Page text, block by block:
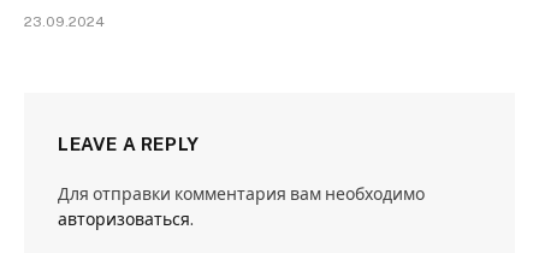
23.09.2024
LEAVE A REPLY
Для отправки комментария вам необходимо
авторизоваться.